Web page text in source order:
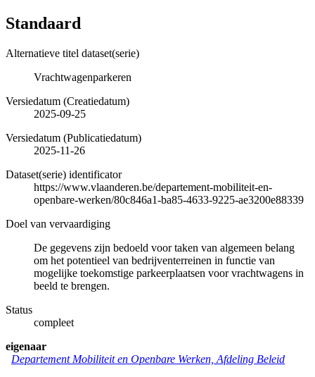
Standaard
Alternatieve titel dataset(serie)
Vrachtwagenparkeren
Versiedatum (Creatiedatum)
2025-09-25
Versiedatum (Publicatiedatum)
2025-11-26
Dataset(serie) identificator
https://www.vlaanderen.be/departement-mobiliteit-en-
openbare-werken/80c846a1-ba85-4633-9225-ae3200e88339
Doel van vervaardiging
De gegevens zijn bedoeld voor taken van algemeen belang
om het potentieel van bedrijventerreinen in functie van
mogelijke toekomstige parkeerplaatsen voor vrachtwagens in
beeld te brengen.
Status
compleet
eigenaar
Departement Mobiliteit en Openbare Werken, Afdeling Beleid